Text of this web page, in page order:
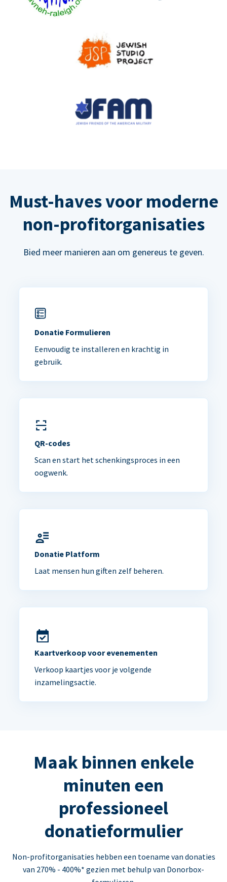
Must-haves voor moderne
non-profitorganisaties
Bied meer manieren aan om genereus te geven.
Donatie Formulieren
Eenvoudig te installeren en krachtig in
gebruik.
QR-codes
Scan en start het schenkingsproces in een
oogwenk.
Donatie Platform
Laat mensen hun giften zelf beheren.
Kaartverkoop voor evenementen
Verkoop kaartjes voor je volgende
inzamelingsactie.
Maak binnen enkele
minuten een
professioneel
donatieformulier
Non-profitorganisaties hebben een toename van donaties
van 270% - 400%* gezien met behulp van Donorbox-